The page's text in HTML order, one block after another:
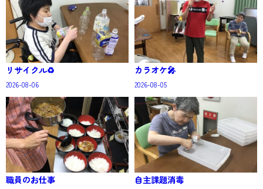
リサイクル♻️
2026-08-06
カラオケ🎤
2026-08-05
職員のお仕事 自主課題消毒